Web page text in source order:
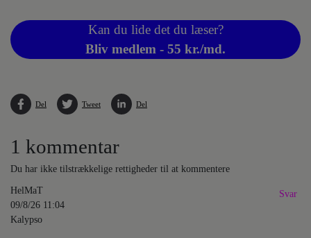
Kan du lide det du læser?
Bliv medlem - 55 kr./md.
Del Tweet Del
1 kommentar
Du har ikke tilstrækkelige rettigheder til at kommentere
HelMaT
09/8/26 11:04
Kalypso
Svar